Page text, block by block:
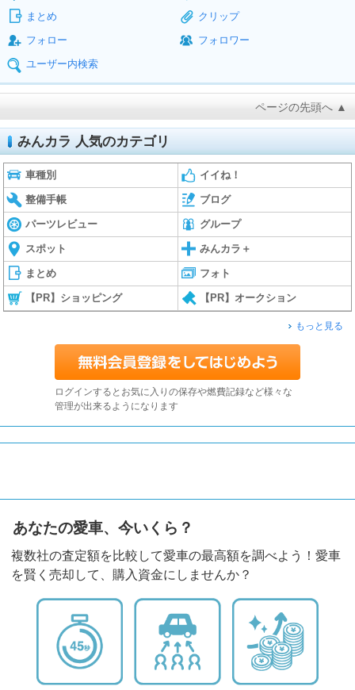
まとめ
クリップ
フォロー
フォロワー
ユーザー内検索
ページの先頭へ ▲
みんカラ 人気のカテゴリ
車種別 イイね！
整備手帳 ブログ
パーツレビュー グループ
スポット みんカラ＋
まとめ フォト
【PR】ショッピング 【PR】オークション
もっと見る
ログインするとお気に入りの保存や燃費記録など様々な
管理が出来るようになります
あなたの愛車、今いくら？
複数社の査定額を比較して愛車の最高額を調べよう！愛車
を賢く売却して、購入資金にしませんか？